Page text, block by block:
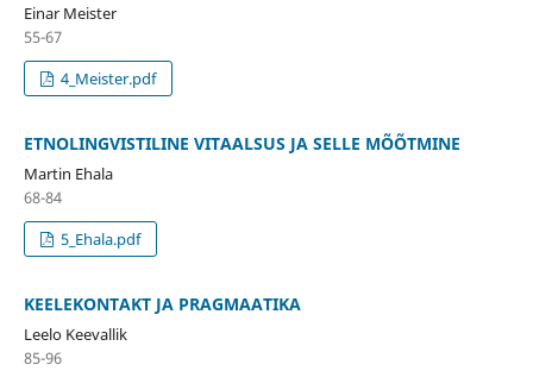
Einar Meister
55-67
4_Meister.pdf
ETNOLINGVISTILINE VITAALSUS JA SELLE MÕÕTMINE
Martin Ehala
68-84
5_Ehala.pdf
KEELEKONTAKT JA PRAGMAATIKA
Leelo Keevallik
85-96